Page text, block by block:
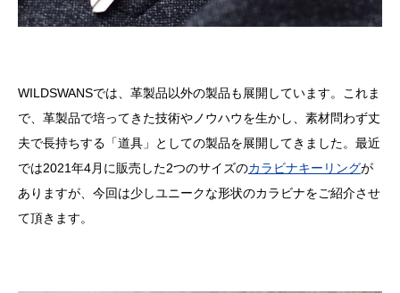
WILDSWANSでは、革製品以外の製品も展開しています。これま
で、革製品で培ってきた技術やノウハウを生かし、素材問わず丈
夫で長持ちする「道具」としての製品を展開してきました。最近
では2021年4月に販売した2つのサイズのカラビナキーリングが
ありますが、今回は少しユニークな形状のカラビナをご紹介させ
て頂きます。